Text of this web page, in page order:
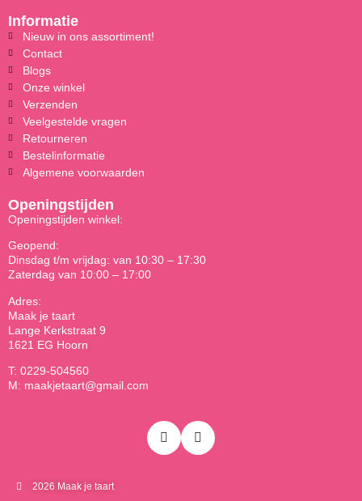
Informatie
Nieuw in ons assortiment!
Contact
Blogs
Onze winkel
Verzenden
Veelgestelde vragen
Retourneren
Bestelinformatie
Algemene voorwaarden
Openingstijden
Openingstijden winkel:
Geopend:
Dinsdag t/m vrijdag: van 10:30 – 17:30
Zaterdag van 10:00 – 17:00
Adres:
Maak je taart
Lange Kerkstraat 9
1621 EG Hoorn
T: 0229-504560
M: maakjetaart@gmail.com
2026 Maak je taart